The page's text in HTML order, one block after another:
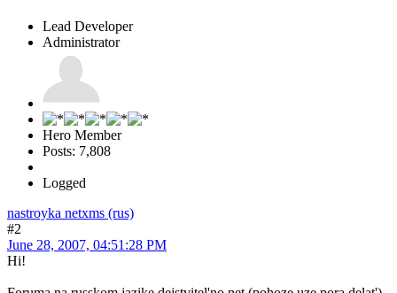
Lead Developer
Administrator
Hero Member
Posts: 7,808
Logged
nastroyka netxms (rus)
#2
June 28, 2007, 04:51:28 PM
Hi!